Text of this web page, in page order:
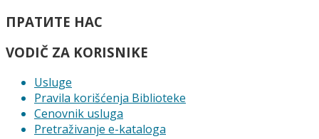
ПРАТИТЕ НАС
VODIČ ZA KORISNIKE
Usluge
Pravila korišćenja Biblioteke
Cenovnik usluga
Pretraživanje e-kataloga